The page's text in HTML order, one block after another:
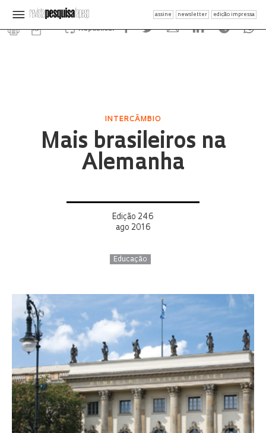
assine newsletter edição impressa
Republicar
INTERCÂMBIO
Mais brasileiros na
Alemanha
Edição 246
ago 2016
Educação